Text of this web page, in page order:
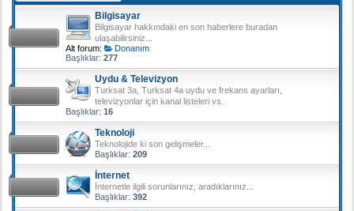
Bilgisayar
Bilgisayar hakkındaki en son haberlere buradan
ulaşabilirsiniz...
Alt forum:
Donanım
Başlıklar: 277
Uydu & Televizyon
Turksat 3a, Turksat 4a uydu ve frekans ayarları,
televizyonlar için kanal listeleri vs.
Başlıklar: 16
Teknoloji
Teknolojide ki son gelişmeler...
Başlıklar: 209
İnternet
İnternetle ilgili sorunlarınız, aradıklarınız...
Başlıklar: 392